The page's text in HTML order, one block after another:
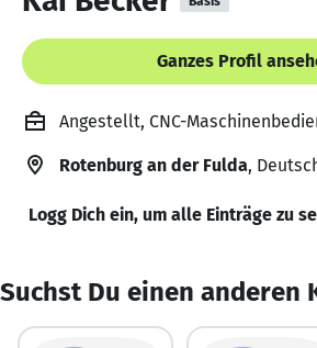
Ganzes Profil
Angestellt, CNC-
Rotenburg an der Fulda,
Logg Dich ein, um alle Einträge zu
Suchst Du einen anderen